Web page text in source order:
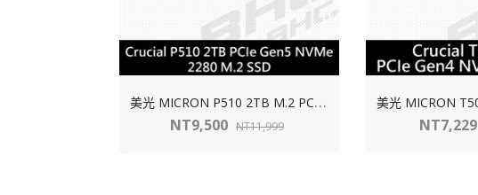
美
光 MICRON P510 2TB M.2 PCIE Gen5(讀:11000/寫:9500)TLC【五年】
NT9,500 NT11,999 NT7,229